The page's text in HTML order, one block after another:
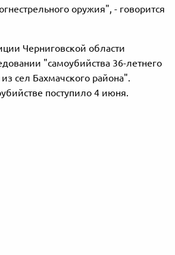
оружия", - говорится
Черниговской области
"самоубийства 36-летнего
сел Бахмачского района".
поступило 4 июня.